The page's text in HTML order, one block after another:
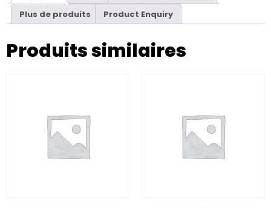
Plus de produits
Product Enquiry
Produits similaires